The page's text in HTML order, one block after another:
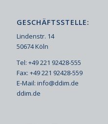
GESCHÄFTSSTELLE:
Lindenstr. 14
50674 Köln
Tel: +49 221 92428-555
Fax: +49 221 92428-559
E-Mail: info@ddim.de
ddim.de